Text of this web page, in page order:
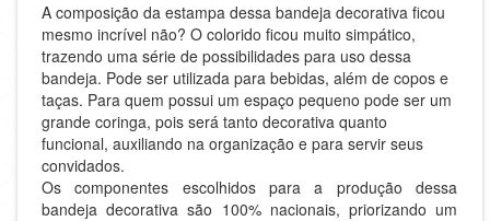
A composição da estampa dessa bandeja decorativa ficou
mesmo incrível não? O colorido ficou muito simpático,
trazendo uma série de possibilidades para uso dessa
bandeja. Pode ser utilizada para bebidas, além de copos e
taças. Para quem possui um espaço pequeno pode ser um
grande coringa, pois será tanto decorativa quanto
funcional, auxiliando na organização e para servir seus
convidados.
Os componentes escolhidos para a produção dessa
bandeja decorativa são 100% nacionais, priorizando um